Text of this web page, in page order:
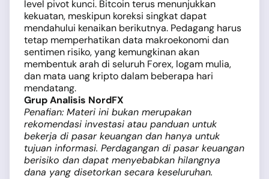
level pivot kunci. Bitcoin terus menunjukkan
kekuatan, meskipun koreksi singkat dapat
mendahului kenaikan berikutnya. Pedagang harus
tetap memperhatikan data makroekonomi dan
sentimen risiko, yang kemungkinan akan
membentuk arah di seluruh Forex, logam mulia,
dan mata uang kripto dalam beberapa hari
mendatang.
Grup Analisis NordFX
Penafian: Materi ini bukan merupakan
rekomendasi investasi atau panduan untuk
bekerja di pasar keuangan dan hanya untuk
tujuan informasi. Perdagangan di pasar keuangan
berisiko dan dapat menyebabkan hilangnya
dana yang disetorkan secara keseluruhan.